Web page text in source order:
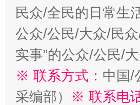
民众/全民的日常生
公众/公民/大众/民
实事”的公众/公民/
※ 联系方式： 中国/
采编部） ※ 联系电